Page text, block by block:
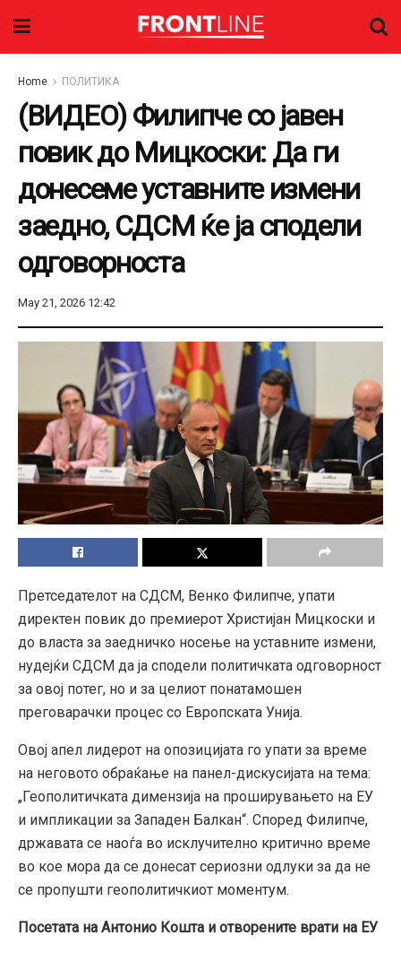
Home ПОЛИТИКА
(ВИДЕО) Филипче со јавен
повик до Мицкоски: Да ги
донесеме уставните измени
заедно, СДСМ ќе ја сподели
одговорноста
May 21, 2026 12:42
Претседателот на СДСМ, Венко Филипче, упати
директен повик до премиерот Христијан Мицкоски и
до власта за заедничко носење на уставните измени,
нудејќи СДСМ да ја сподели политичката одговорност
за овој потег, но и за целиот понатамошен
преговарачки процес со Европската Унија.
Овој апел лидерот на опозицијата го упати за време
на неговото обраќање на панел-дискусијата на тема:
„Геополитичката димензија на проширувањето на ЕУ
и импликации за Западен Балкан“. Според Филипче,
државата се наоѓа во исклучително критично време
во кое мора да се донесат сериозни одлуки за да не
се пропушти геополитичкиот моментум.
Посетата на Антонио Кошта и отворените врати на ЕУ